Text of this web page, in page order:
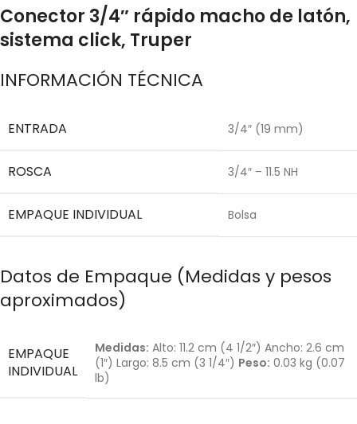
Conector 3/4″ rápido macho de latón,
sistema click, Truper
INFORMACIÓN TÉCNICA
ENTRADA 3/4″ (19 mm)
ROSCA 3/4″ – 11.5 NH
EMPAQUE INDIVIDUAL Bolsa
Datos de Empaque (Medidas y pesos
aproximados)
EMPAQUE
INDIVIDUAL
Medidas: Alto: 11.2 cm (4 1/2″) Ancho: 2.6 cm
(1″) Largo: 8.5 cm (3 1/4″) Peso: 0.03 kg (0.07
lb)